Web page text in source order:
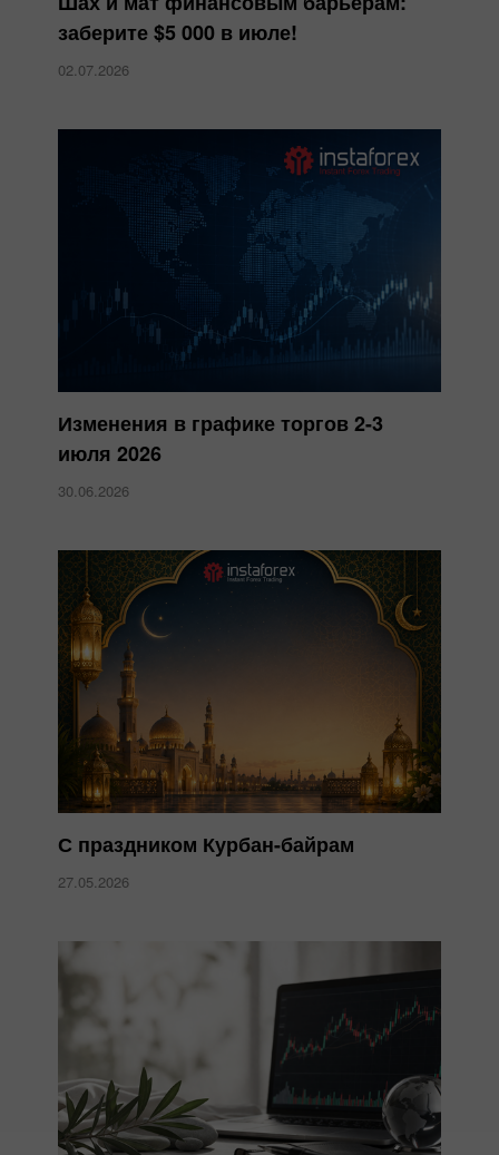
заберите $5 000 в июле!
02.07.2026
Изменения в графике торгов 2-3
июля 2026
30.06.2026
С праздником Курбан-байрам
27.05.2026